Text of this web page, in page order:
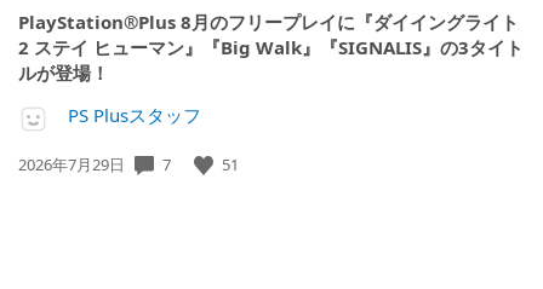
PlayStation®Plus 8月のフリープレイに『ダイイングライト
2 ステイ ヒューマン』『Big Walk』『SIGNALIS』の3タイト
ルが登場！
PS Plusスタッフ
公
2026年7月29日 7 51